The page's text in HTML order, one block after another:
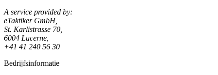
A service provided by:
eTaktiker GmbH,
St. Karlistrasse 70,
6004 Lucerne,
+41 41 240 56 30
Bedrijfsinformatie